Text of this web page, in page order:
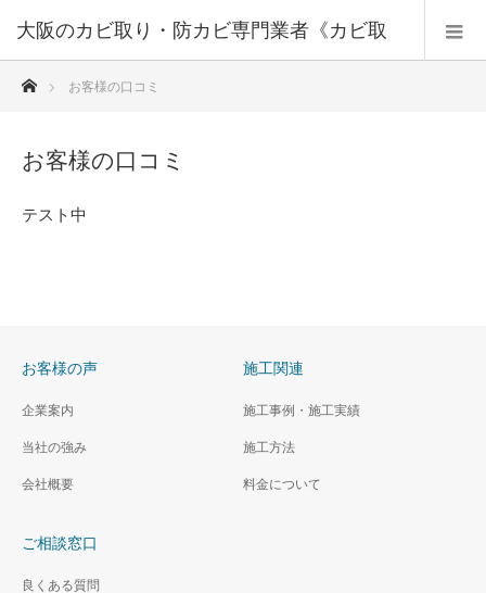
大阪のカビ取り・防カビ専門業者《カビ取
りプロ》大阪・兵庫・京都
ホームお客様の口コミ
お客様の口コミ
テスト中
お客様の声
企業案内
当社の強み
会社概要
施工関連
施工事例・施工実績
施工方法
料金について
ご相談窓口
良くある質問